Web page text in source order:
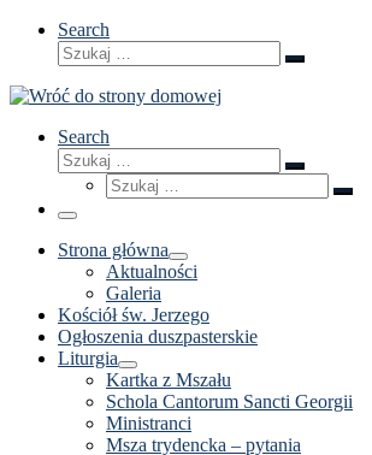
Search
Szukaj
Szukaj
Search
Szukaj
Szukaj
Szukaj
Menu
Strona główna
Aktualności
Galeria
Kościół św. Jerzego
Ogłoszenia duszpasterskie
Liturgia
Kartka z Mszału
Schola Cantorum Sancti Georgii
Ministranci
Msza trydencka – pytania